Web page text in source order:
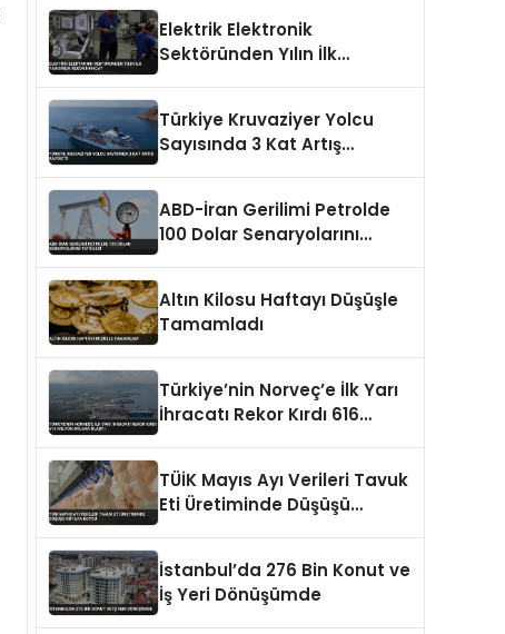
Elektrik Elektronik
Sektöründen Yılın İlk
Türkiye Kruvaziyer Yolcu
Sayısında 3 Kat Artış
ABD-İran Gerilimi Petrolde
100 Dolar Senaryolarını
Altın Kilosu Haftayı Düşüşle
Tamamladı
Türkiye’nin Norveç’e İlk Yarı
İhracatı Rekor Kırdı 616
TÜİK Mayıs Ayı Verileri Tavuk
Eti Üretiminde Düşüşü
İstanbul’da 276 Bin Konut ve
İş Yeri Dönüşümde